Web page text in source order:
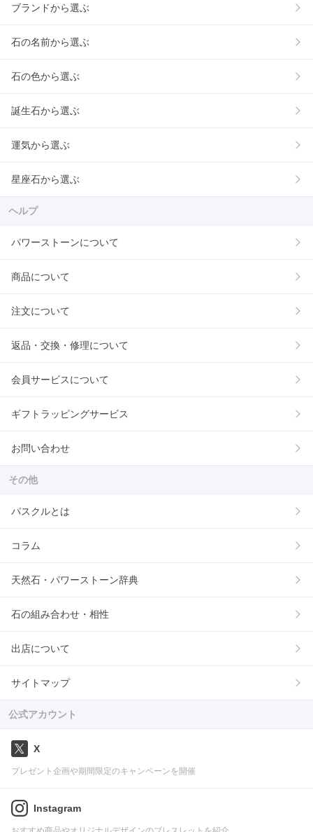
ブランドから選ぶ
石の名前から選ぶ
石の色から選ぶ
誕生石から選ぶ
運気から選ぶ
星座石から選ぶ
ヘルプ
パワーストーンについて
商品について
注文について
返品・交換・修理について
会員サービスについて
ギフトラッピングサービス
お問い合わせ
その他
パスクルとは
コラム
天然石・パワーストーン辞典
石の組み合わせ・相性
出店について
サイトマップ
公式アカウント
X
プレゼント企画や期間限定のキャンペーンを開催
Instagram